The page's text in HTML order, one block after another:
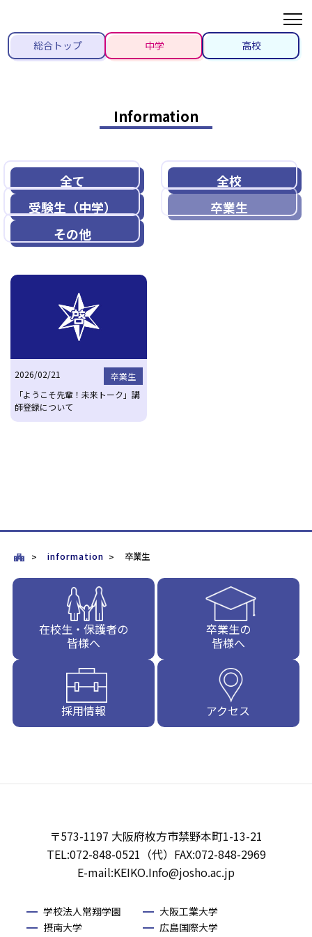
総合トップ 中学 高校
Information
全て
全校
受験生（中学）
卒業生
その他
2026/02/21
卒業生
「ようこそ先輩！未来トーク」講
師登録について
information 卒業生
在校生・保護者の
皆様へ
卒業生の
皆様へ
採用情報 アクセス
〒573-1197 大阪府枚方市禁野本町1-13-21
TEL:072-848-0521（代）FAX:072-848-2969
E-mail:KEIKO.Info@josho.ac.jp
学校法人常翔学園
大阪工業大学
摂南大学
広島国際大学